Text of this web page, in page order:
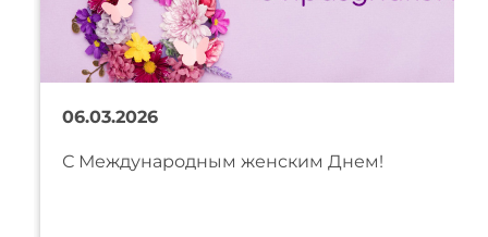
06.03.2026
С Международным женским Днем!